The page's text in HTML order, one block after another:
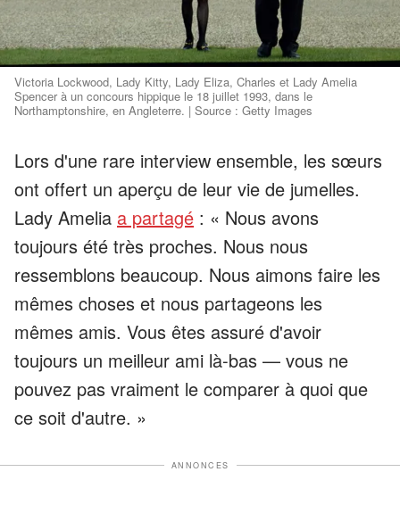
Victoria Lockwood, Lady Kitty, Lady Eliza, Charles et Lady Amelia
Spencer à un concours hippique le 18 juillet 1993, dans le
Northamptonshire, en Angleterre. | Source : Getty Images
Lors d'une rare interview ensemble, les sœurs
ont offert un aperçu de leur vie de jumelles.
Lady Amelia a partagé : « Nous avons
toujours été très proches. Nous nous
ressemblons beaucoup. Nous aimons faire les
mêmes choses et nous partageons les
mêmes amis. Vous êtes assuré d'avoir
toujours un meilleur ami là-bas — vous ne
pouvez pas vraiment le comparer à quoi que
ce soit d'autre. »
ANNONCES